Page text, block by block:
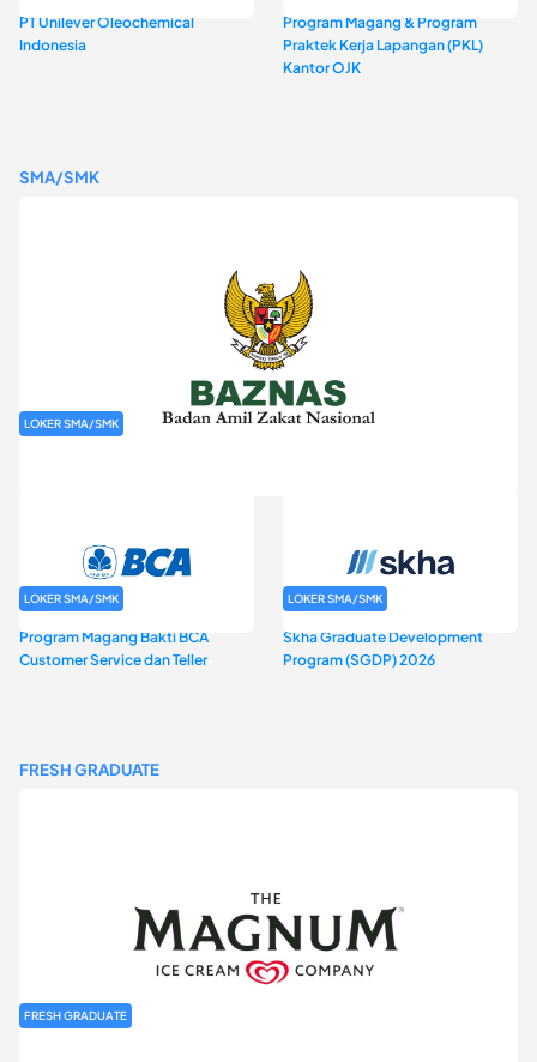
PT Unilever Oleochemical
Indonesia
Program Magang & Program
Praktek Kerja Lapangan (PKL)
Kantor OJK
SMA/SMK
LOKER SMA/SMK
LOKER SMA/SMK
Program Magang Bakti BCA
Customer Service dan Teller
LOKER SMA/SMK
Skha Graduate Development
Program (SGDP) 2026
FRESH GRADUATE
FRESH GRADUATE